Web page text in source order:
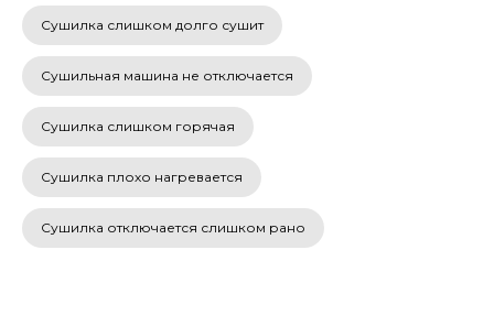
Сушилка слишком долго сушит
Сушильная машина не отключается
Сушилка слишком горячая
Сушилка плохо нагревается
Сушилка отключается слишком рано